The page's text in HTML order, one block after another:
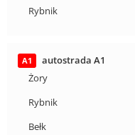
Rybnik
A1
autostrada A1
Żory
Rybnik
Bełk